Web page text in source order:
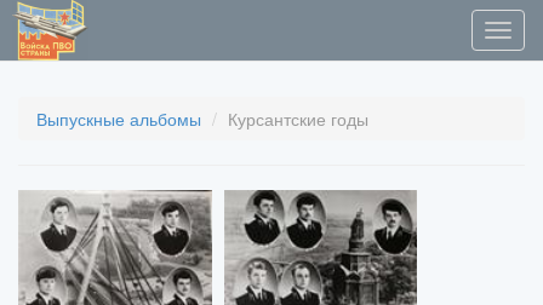
Выпускные альбомы Курсантские годы